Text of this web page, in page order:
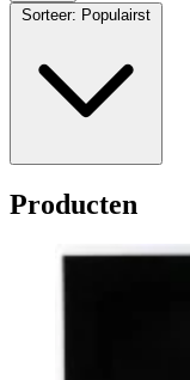
Sorteer: Populairst
Producten